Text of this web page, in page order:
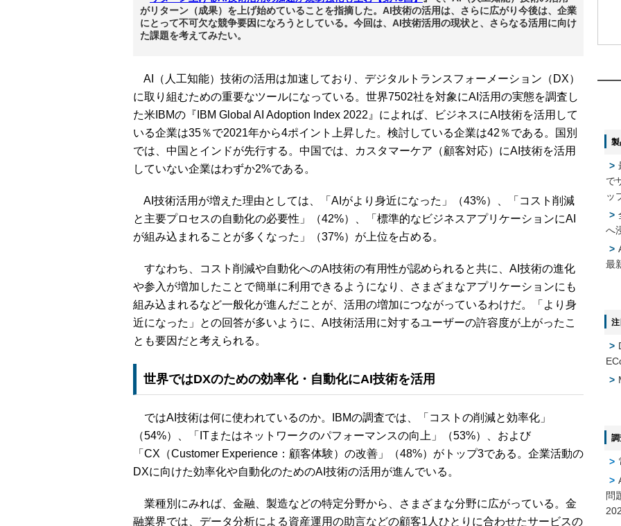
がリターン（成果）を上げ始めていることを指摘した。AI技術の活用は、さらに広がり今後は、企業
にとって不可欠な競争要因になろうとしている。今回は、AI技術活用の現状と、さらなる活用に向け
た課題を考えてみたい。
AI（人工知能）技術の活用は加速しており、デジタルトランスフォーメーション（DX）
に取り組むための重要なツールになっている。世界7502社を対象にAI活用の実態を調査し
た米IBMの『IBM Global AI Adoption Index 2022』によれば、ビジネスにAI技術を活用して
いる企業は35％で2021年から4ポイント上昇した。検討している企業は42％である。国別
では、中国とインドが先行する。中国では、カスタマーケア（顧客対応）にAI技術を活用
していない企業はわずか2%である。
AI技術活用が増えた理由としては、「AIがより身近になった」（43%）、「コスト削減
と主要プロセスの自動化の必要性」（42%）、「標準的なビジネスアプリケーションにAI
が組み込まれることが多くなった」（37%）が上位を占める。
すなわち、コスト削減や自動化へのAI技術の有用性が認められると共に、AI技術の進化
や参入が増加したことで簡単に利用できるようになり、さまざまなアプリケーションにも
組み込まれるなど一般化が進んだことが、活用の増加につながっているわけだ。「より身
近になった」との回答が多いように、AI技術活用に対するユーザーの許容度が上がったこ
とも要因だと考えられる。
世界ではDXのための効率化・自動化にAI技術を活用
ではAI技術は何に使われているのか。IBMの調査では、「コストの削減と効率化」
（54%）、「ITまたはネットワークのパフォーマンスの向上」（53%）、および
「CX（Customer Experience：顧客体験）の改善」（48%）がトップ3である。企業活動の
DXに向けた効率化や自動化のためのAI技術の活用が進んでいる。
業種別にみれば、金融、製造などの特定分野から、さまざまな分野に広がっている。金
融業界では、データ分析による資産運用の助言などの顧客1人ひとりに合わせたサービスの
3
4
3
4
で
ッ
へ
最
問